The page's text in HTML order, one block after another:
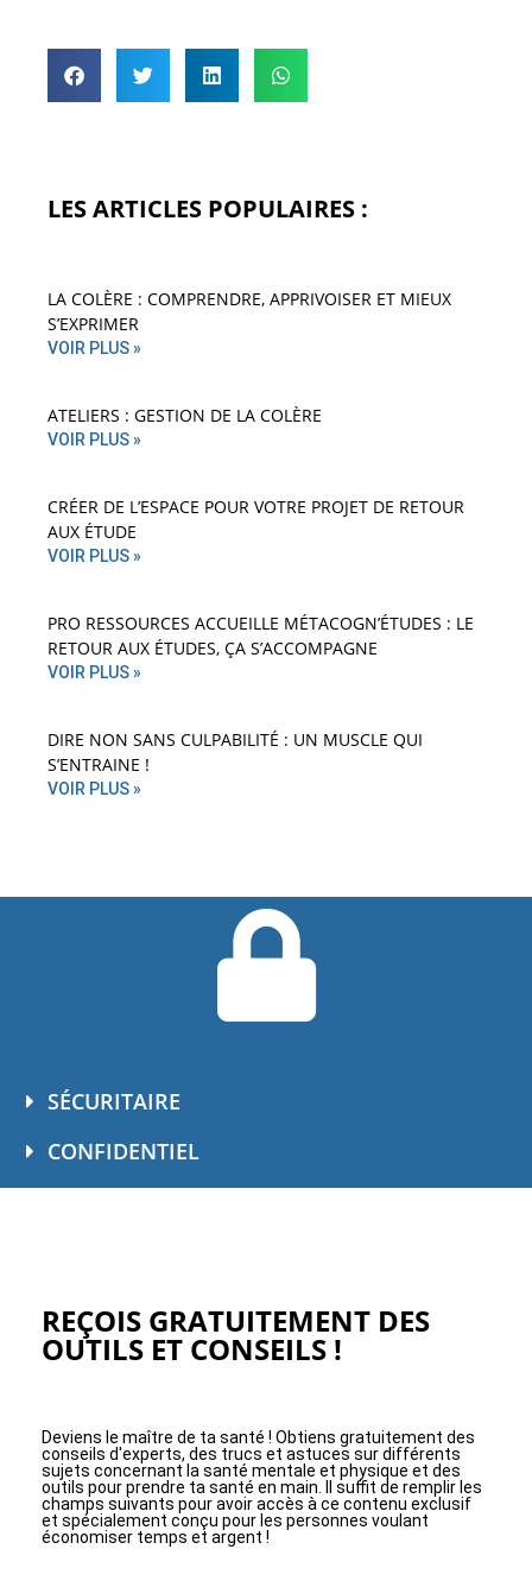
LES ARTICLES POPULAIRES :
LA COLÈRE : COMPRENDRE, APPRIVOISER ET MIEUX
S’EXPRIMER
VOIR PLUS »
ATELIERS : GESTION DE LA COLÈRE
VOIR PLUS »
CRÉER DE L’ESPACE POUR VOTRE PROJET DE RETOUR
AUX ÉTUDE
VOIR PLUS »
PRO RESSOURCES ACCUEILLE MÉTACOGN’ÉTUDES : LE
RETOUR AUX ÉTUDES, ÇA S’ACCOMPAGNE
VOIR PLUS »
DIRE NON SANS CULPABILITÉ : UN MUSCLE QUI
S’ENTRAINE !
VOIR PLUS »
SÉCURITAIRE
CONFIDENTIEL
REÇOIS GRATUITEMENT DES
OUTILS ET CONSEILS !
Deviens le maître de ta santé ! Obtiens gratuitement des
conseils d'experts, des trucs et astuces sur différents
sujets concernant la santé mentale et physique et des
outils pour prendre ta santé en main. Il suffit de remplir les
champs suivants pour avoir accès à ce contenu exclusif
et spécialement conçu pour les personnes voulant
économiser temps et argent !